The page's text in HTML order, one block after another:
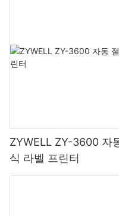
ZYWELL ZY-3600 자
식 라벨 프린터